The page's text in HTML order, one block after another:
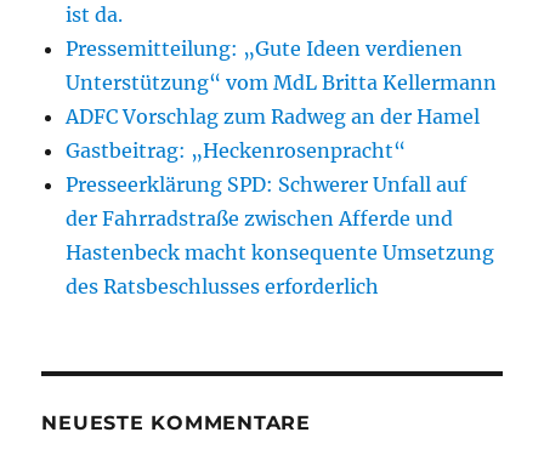
ist da.
Pressemitteilung: „Gute Ideen verdienen
Unterstützung“ vom MdL Britta Kellermann
ADFC Vorschlag zum Radweg an der Hamel
Gastbeitrag: „Heckenrosenpracht“
Presseerklärung SPD: Schwerer Unfall auf
der Fahrradstraße zwischen Afferde und
Hastenbeck macht konsequente Umsetzung
des Ratsbeschlusses erforderlich
NEUESTE KOMMENTARE